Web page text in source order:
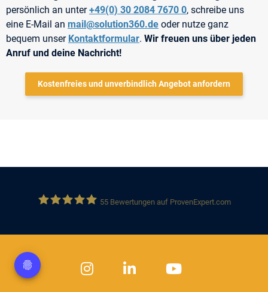
persönlich an unter+49(0) 30 2084 7670 0, schreibe uns
eine E-Mail an mail@solution360.de oder nutze ganz
bequem unser Kontaktformular. Wir freuen uns über jeden
Anruf und deine Nachricht!
Kostenfreies und unverbindlich Angebot anfordern
Solution 360 GmbH
55Bewertungen auf ProvenExpert.com